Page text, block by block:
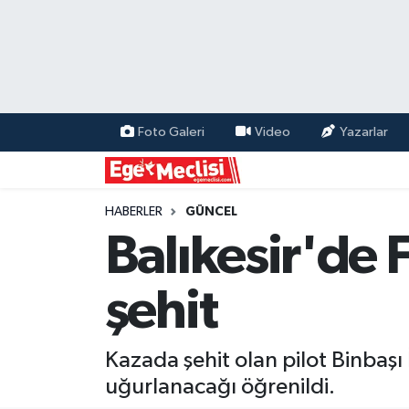
Foto Galeri Video Yazarlar
HABERLER GÜNCEL
Balıkesir'de
şehit
Kazada şehit olan pilot
uğurlanacağı öğrenildi.
EKONOMİ
GÜNCEL
ÖZEL HABER
POLİTİKA
Programlar